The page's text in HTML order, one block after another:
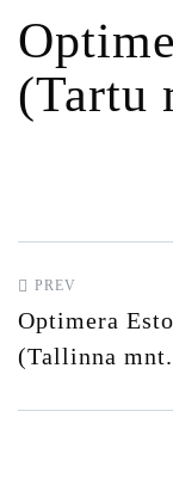
(Tartu
PREV
Optimera
(Tallinna